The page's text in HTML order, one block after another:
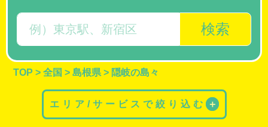
検索
TOP > 全国 > 島根県 > 隠岐の島々
エリア/サービスで絞り込む ＋